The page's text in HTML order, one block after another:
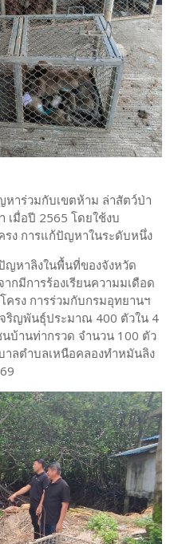
าร่วมกับเขตห้าม ล่าสัตว์ป่า
เมื่อปี 2565 โดยใช้งบ
ง การแก้ปัญหาในระดับหนึ่ง
ญหาลิงในพื้นที่ของจังหวัด
กมีการร้องเรียนความมเดือด
รง การร่วมกับกรมอุทยานฯ
ริญพันธุ์ประมาณ 400 ตัวใน 4
บ้านท่ากรวด จำนวน 100 ตัว
าลตำบลเหนือคลองทำหมันลิง